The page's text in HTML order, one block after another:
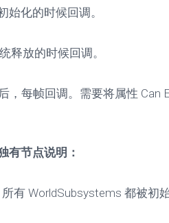
始化的时候回调。
释放的时候回调。
，每帧回调。需要将属性 Can
有节点说明：
所有 WorldSubsystems 都被初